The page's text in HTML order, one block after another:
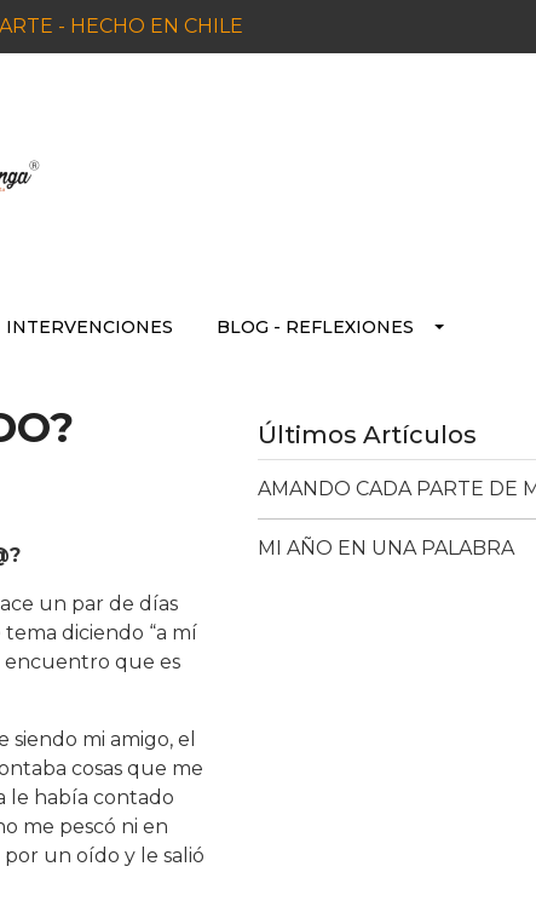
- HECHO EN CHILE
INTERVENCIONES BLOG - REFLEXIONES
un par de días
diciendo “a mí
encuentro que es
mi amigo, el
cosas que me
le había contado
me pescó ni en
un oído y le salió
Últimos Artículos
AMANDO CADA PARTE DE
MI AÑO EN UNA PALABRA